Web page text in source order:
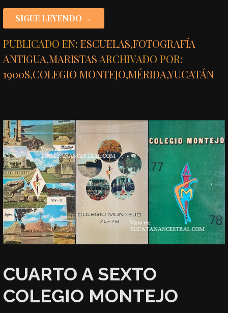
SIGUE LEYENDO →
PUBLICADO EN:ESCUELAS,FOTOGRAFÍA
ANTIGUA,MARISTAS ARCHIVADO POR:
1900S,COLEGIO MONTEJO,MÉRIDA,YUCATÁN
CUARTO A SEXTO
COLEGIO MONTEJO